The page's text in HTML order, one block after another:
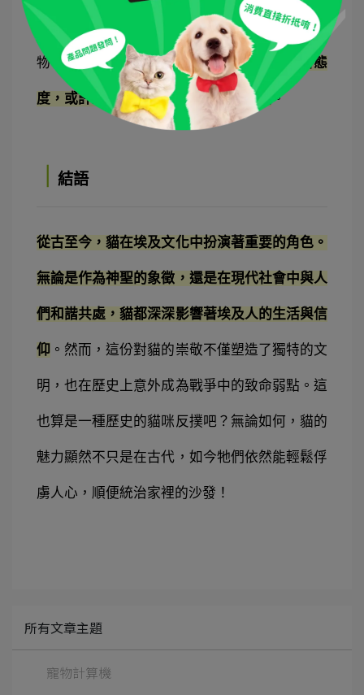
分。許多店主會在店鋪門前為貓咪準備水和食
物，門房也經常與貓咪為伴。這種對貓的友善態
度，或許正是古埃及崇拜貓文化的延續。
結語
從古至今，貓在埃及文化中扮演著重要的角色。
無論是作為神聖的象徵，還是在現代社會中與人
們和諧共處，貓都深深影響著埃及人的生活與信
仰 。然而，這份對貓的崇敬不僅塑造了獨特的文
明，也在歷史上意外成為戰爭中的致命弱點。這
也算是一種歷史的貓咪反撲吧？無論如何，貓的
魅力顯然不只是在古代，如今牠們依然能輕鬆俘
虜人心，順便統治家裡的沙發！
所有文章主題
寵物計算機